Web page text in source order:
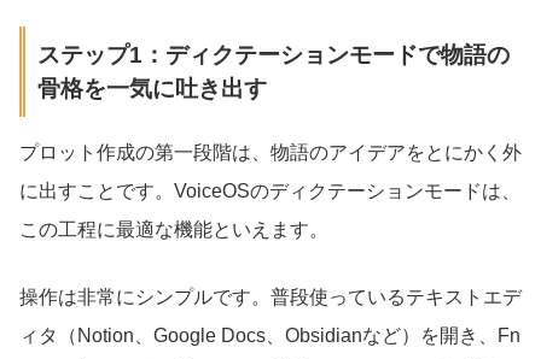
ステップ1：ディクテーションモードで物語の
骨格を一気に吐き出す
プロット作成の第一段階は、物語のアイデアをとにかく外
に出すことです。VoiceOSのディクテーションモードは、
この工程に最適な機能といえます。
操作は非常にシンプルです。普段使っているテキストエデ
ィタ（Notion、Google Docs、Obsidianなど）を開き、Fn